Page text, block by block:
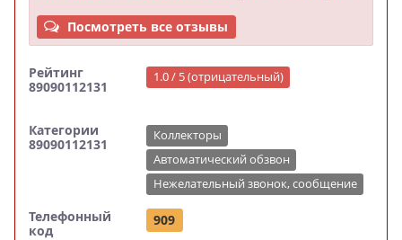
Посмотреть все отзывы
Рейтинг
89090112131
1.0 / 5 (отрицательный)
Категории
89090112131
Коллекторы
Автоматический обзвон
Нежелательный звонок, сообщение
Телефонный
код
909